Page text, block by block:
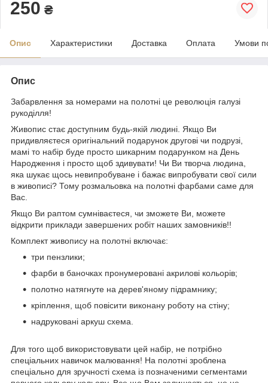
250 ₴
Опис Характеристики Доставка Оплата Умови
Опис
Забарвлення за номерами на полотні це революція галузі
рукоділля!
Живопис стає доступним будь-якій людині. Якщо Ви
придивляєтеся оригінальний подарунок другові чи подрузі,
мамі то набір буде просто шикарним подарунком на День
Народження і просто щоб здивувати! Чи Ви творча людина,
яка шукає щось невипробуване і бажає випробувати свої сили
в живописі? Тому розмальовка на полотні фарбами саме для
Вас.
Якщо Ви раптом сумніваєтеся, чи зможете Ви, можете
відкрити приклади завершених робіт наших замовників!!
Комплект живопису на полотні включає:
три пензлики;
фарби в баночках пронумеровані акрилові кольорів;
полотно натягнуте на дерев'яному підрамнику;
кріплення, щоб повісити виконану роботу на стіну;
надруковані аркуш схема.
Для того щоб використовувати цей набір, не потрібно
спеціальних навичок малювання! На полотні зроблена
спеціально для зручності схема із позначеними сегментами